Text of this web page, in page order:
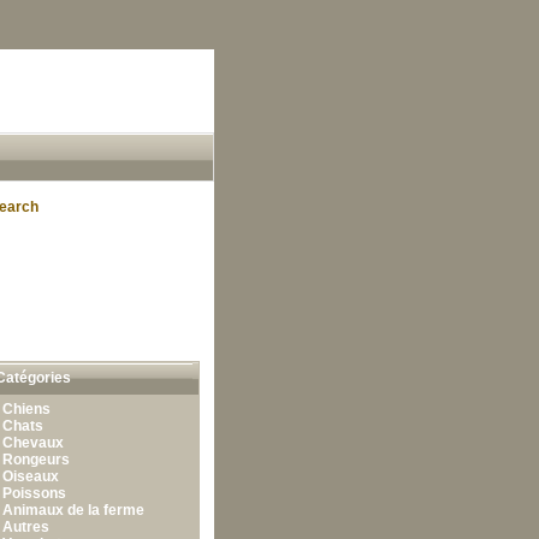
Chiens
Chats
Chevaux
Rongeurs
Oiseaux
Poissons
Animaux de la ferme
Autres